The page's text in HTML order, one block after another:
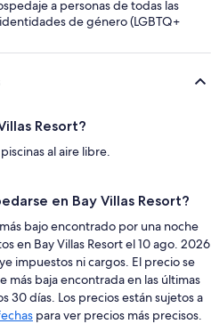
a personas de todas las
de género (LGBTQ+
Resort?
al aire libre.
en Bay Villas Resort?
bajo encontrado por una noche
en Bay Villas Resort el 10 ago. 2026
impuestos ni cargos. El precio se
más baja encontrada en las últimas
30 días. Los precios están sujetos a
para ver precios más precisos.